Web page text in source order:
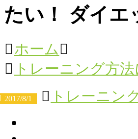
たい！ ダイエ
ホーム
トレーニング方
2017/8/1 トレーニン